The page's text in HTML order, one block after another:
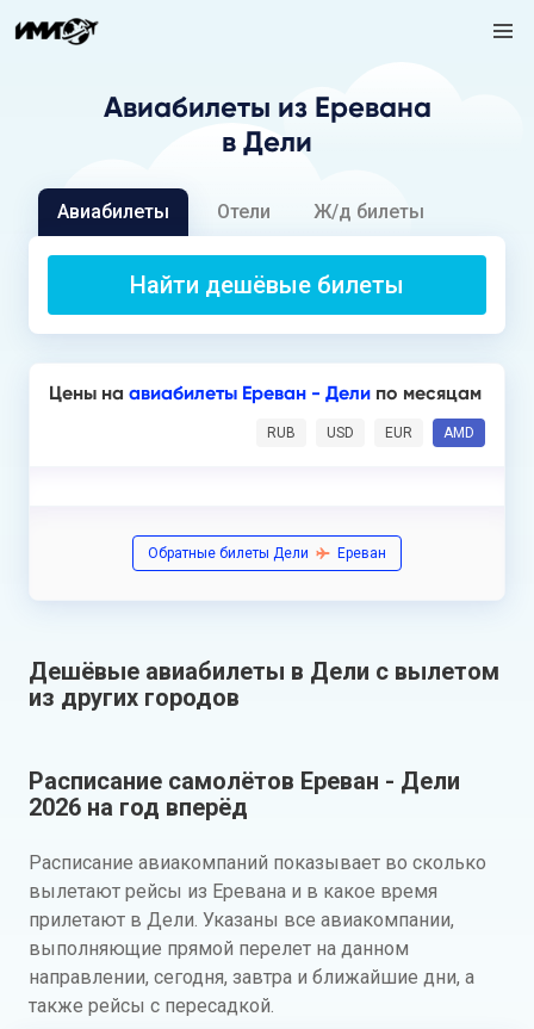
Авиабилеты из Еревана
в Дели
Авиабилеты Отели Ж/д билеты
Найти дешёвые билеты
Цены на авиабилеты Ереван - Дели по месяцам
RUB USD EUR AMD
Обратные билеты Дели Ереван
Дешёвые авиабилеты в Дели с вылетом
из других городов
Расписание самолётов Ереван - Дели
2026 на год вперёд
Расписание авиакомпаний показывает во сколько
вылетают рейсы из Еревана и в какое время
прилетают в Дели. Указаны все авиакомпании,
выполняющие прямой перелет на данном
направлении, сегодня, завтра и ближайшие дни, а
также рейсы с пересадкой.